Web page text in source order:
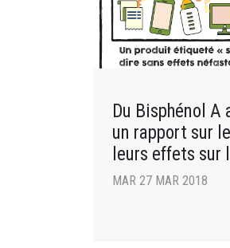
Du Bisphénol A
un rapport sur
leurs effets sur
MAR 27 MAR 2018